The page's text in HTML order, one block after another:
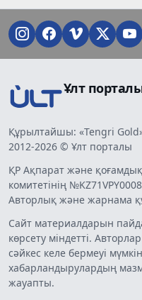
Ұлт
Құрылтайшы: «Tengri
2012-2026 © Ұлт порталы
ҚР Ақпарат және
комитетінің
Авторлық және жарнама
Сайт материалдарын
көрсету міндетті.
сәйкес келе бермеуі
хабарландырулардың
жауапты.